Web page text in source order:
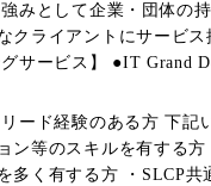
の実現に導く。 【主なクライアン
ライアントにサービ
化の検討を志すクラ
化・整理を行い、システム
ける中心的な役割を担
在籍した経験があり、コンサルタントと
ン等のスキルを有する
有する方 ・SLCP共通